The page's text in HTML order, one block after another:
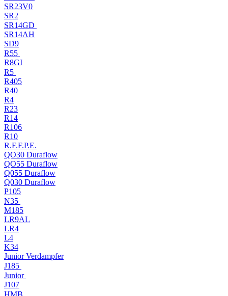
SR23V0
SR2
SR14GD
SR14AH
SD9
R55
R8GI
R5
R405
R40
R4
R23
R14
R106
R10
R.F.F.P.E.
QO30 Duraflow
QO55 Duraflow
Q055 Duraflow
Q030 Duraflow
P105
N35
M185
LR9AL
LR4
L4
K34
Junior Verdampfer
J185
Junior
J107
HMB